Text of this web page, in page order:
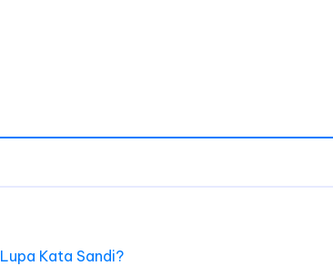
Lupa Kata Sandi?